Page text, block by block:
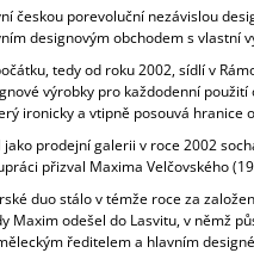
českou porevoluční nezávislou
designovým obchodem s vlastní
tedy od roku 2002, sídlí v
výrobky pro každodenní
ironicky a vtipně posouvá hranice
jako prodejní galerii v roce 2002
přizval Maxima Velčovského
duo stálo v témže roce za
Maxim odešel do Lasvitu, v němž
ředitelem a hlavním